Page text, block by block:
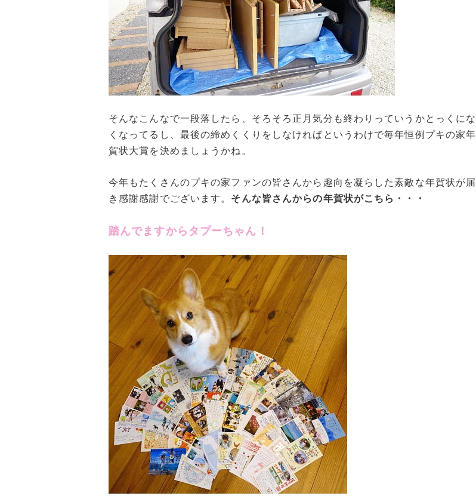
そんなこんなで一段落したら、そろそろ正月気分も終わりっていうかとっくにな
くなってるし、最後の締めくくりをしなければというわけで毎年恒例プキの家年
賀状大賞を決めましょうかね。
今年もたくさんのプキの家ファンの皆さんから趣向を凝らした素敵な年賀状が届
き感謝感謝でございます。 そんな皆さんからの年賀状がこちら・・・
踏んでますからタプーちゃん！